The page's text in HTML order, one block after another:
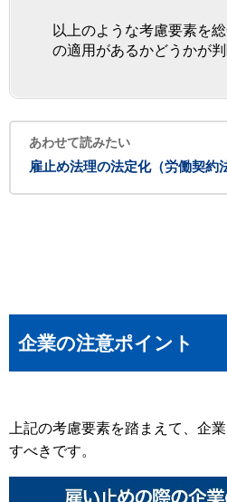
以上のような考慮要素を
の適用があるかどうかが判
あわせて読みたい
雇止め法理の法定化（労働契約
企業の注意ポイント
上記の考慮要素を踏まえて、企
すべきです。